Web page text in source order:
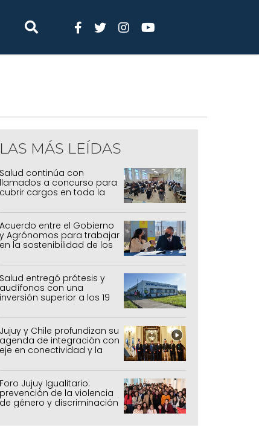
LAS MÁS LEÍDAS
Salud continúa con
llamados a concurso para
cubrir cargos en toda la
Acuerdo entre el Gobierno
y Agrónomos para trabajar
en la sostenibilidad de los
agrícolas, pecuarios y
forestal
Salud entregó prótesis y
audífonos con una
inversión superior a los 19
millones de pesos
Jujuy y Chile profundizan su
agenda de integración con
eje en conectividad y la
mejora del Paso de Jama
Foro Jujuy Igualitario:
prevención de la violencia
de género y discriminación